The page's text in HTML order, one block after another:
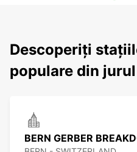
Descoperiți
populare din
BERN GERBER